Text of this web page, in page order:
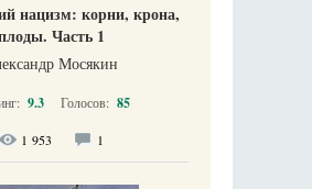
нацизм: корни, крона,
Часть 1
Мосякин
9.3 Голосов: 85
1 953 1